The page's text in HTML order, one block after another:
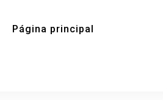
Página principal